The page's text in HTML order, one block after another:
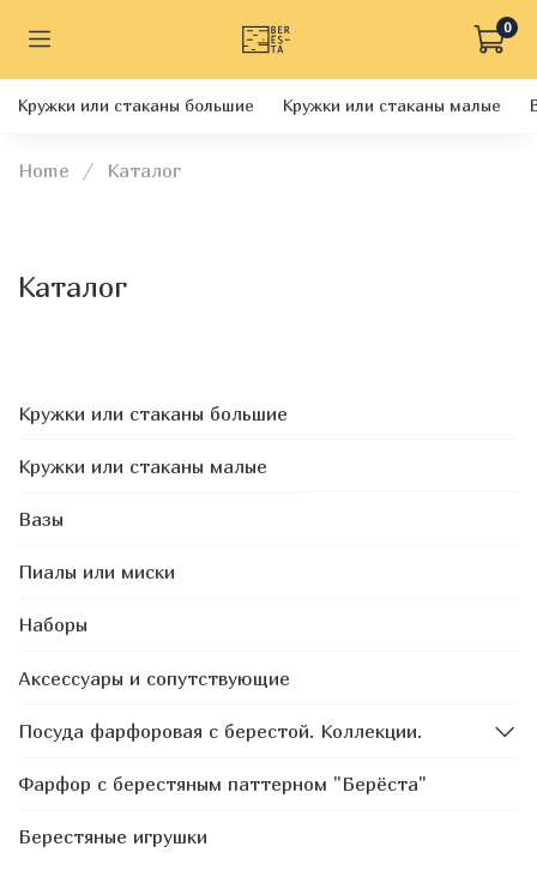
0
Кружки или стаканы большие Кружки или стаканы малые
Home Каталог
Каталог
Кружки или стаканы большие
Кружки или стаканы малые
Вазы
Пиалы или миски
Наборы
Аксессуары и сопутствующие
Посуда фарфоровая с берестой. Коллекции.
Фарфор с берестяным паттерном "Берёста"
Берестяные игрушки